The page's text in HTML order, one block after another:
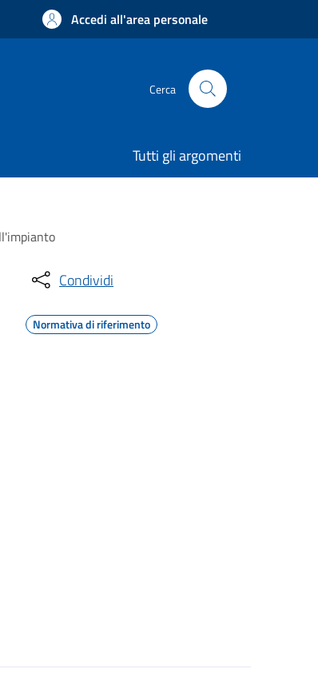
Accedi all'area personale
Cerca
Tutti gli argomenti
Condividi
Normativa di riferimento